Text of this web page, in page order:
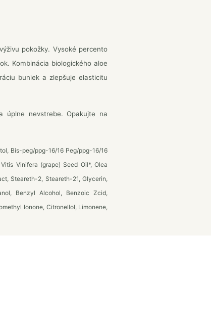
pokožky. Vysoké percento
Kombinácia biologického aloe
buniek a zlepšuje elasticitu
úplne nevstrebe. Opakujte na
Bis-peg/ppg-16/16 Peg/ppg-16/16
Vinifera (grape) Seed Oil*, Olea
Steareth-2, Steareth-21, Glycerin,
Benzyl Alcohol, Benzoic Zcid,
Ionone, Citronellol, Limonene,